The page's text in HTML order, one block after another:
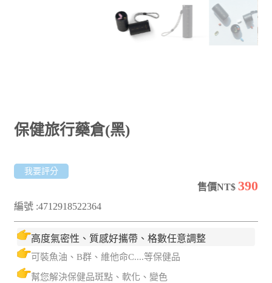
保健旅行藥倉(黑)
我要評分
售價NT$ 390
編號 :4712918522364
高度氣密性、質感好攜帶、格數任意調整
可裝魚油、B群、維他命C....等保健品
幫您解決保健品斑點、軟化、變色